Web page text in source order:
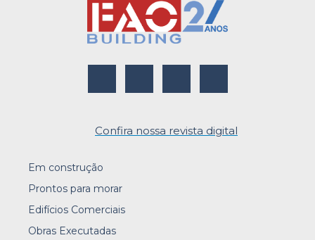
Confira nossa revista digital
Em construção
Prontos para morar
Edifícios Comerciais
Obras Executadas